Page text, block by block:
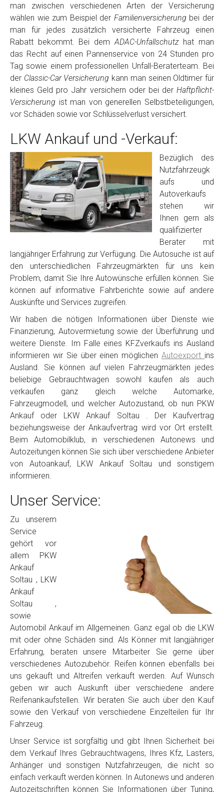
man zwischen verschiedenen Arten der Versicherung
wählen wie zum Beispiel der Familienversicherung bei der
man für jedes zusätzlich versicherte Fahrzeug einen
Rabatt bekommt. Bei demADAC-Unfallschutzhat man
das Recht auf einen Pannenservice von 24 Stunden pro
Tag sowie einem professionellen Unfall-Beraterteam. Bei
der Classic-Car Versicherung kann man seinen Oldtimer für
kleines Geld pro Jahr versichern oder bei der Haftpflicht-
Versicherung ist man von generellen Selbstbeteiligungen,
vor Schäden sowie vor Schlüsselverlust versichert.
LKW Ankauf und -Verkauf:
Bezüglich des
Nutzfahrzeugk
aufs und
Autoverkaufs
stehen wir
Ihnen gern als
qualifizierter
Berater mit
langjähriger Erfahrung zur Verfügung. Die Autosuche ist auf
den unterschiedlichen Fahrzeugmärkten für uns kein
Problem, damit Sie Ihre Autowünsche erfüllen können. Sie
können auf informative Fahrberichte sowie auf andere
Auskünfte und Services zugreifen.
Wir haben die nötigen Informationen über Dienste wie
Finanzierung, Autovermietung sowie der Überführung und
weitere Dienste. Im Falle eines KFZverkaufs ins Ausland
informieren wir Sie über einen möglichenAutoexport ins
Ausland. Sie können auf vielen Fahrzeugmärkten jedes
beliebige Gebrauchtwagen sowohl kaufen als auch
verkaufen ganz gleich welche Automarke,
Fahrzeugmodell, und welcher Autozustand, ob nun PKW
Ankauf oder LKW Ankauf Soltau . Der Kaufvertrag
beziehungsweise der Ankaufvertrag wird vor Ort erstellt.
Beim Automobilklub, in verschiedenen Autonews und
Autozeitungen können Sie sich über verschiedene Anbieter
von Autoankauf, LKW Ankauf Soltau und sonstigem
informieren.
Unser Service:
Zu unserem
Service
gehört vor
allem PKW
Ankauf
Soltau , LKW
Ankauf
Soltau ,
sowie
Automobil Ankauf im Allgemeinen. Ganz egal ob die LKW
mit oder ohne Schäden sind. Als Könner mit langjähriger
Erfahrung, beraten unsere Mitarbeiter Sie gerne über
verschiedenes Autozubehör. Reifen können ebenfalls bei
uns gekauft und Altreifen verkauft werden. Auf Wunsch
geben wir auch Auskunft über verschiedene andere
Reifenankaufstellen. Wir beraten Sie auch über den Kauf
sowie den Verkauf von verschiedene Einzelteilen für Ihr
Fahrzeug.
Unser Service ist sorgfältig und gibt Ihnen Sicherheit bei
dem Verkauf Ihres Gebrauchtwagens, Ihres Kfz, Lasters,
Anhänger und sonstigen Nutzfahrzeugen, die nicht so
einfach verkauft werden können. In Autonews und anderen
Autozeitschriften können Sie Informationen über Tuning,